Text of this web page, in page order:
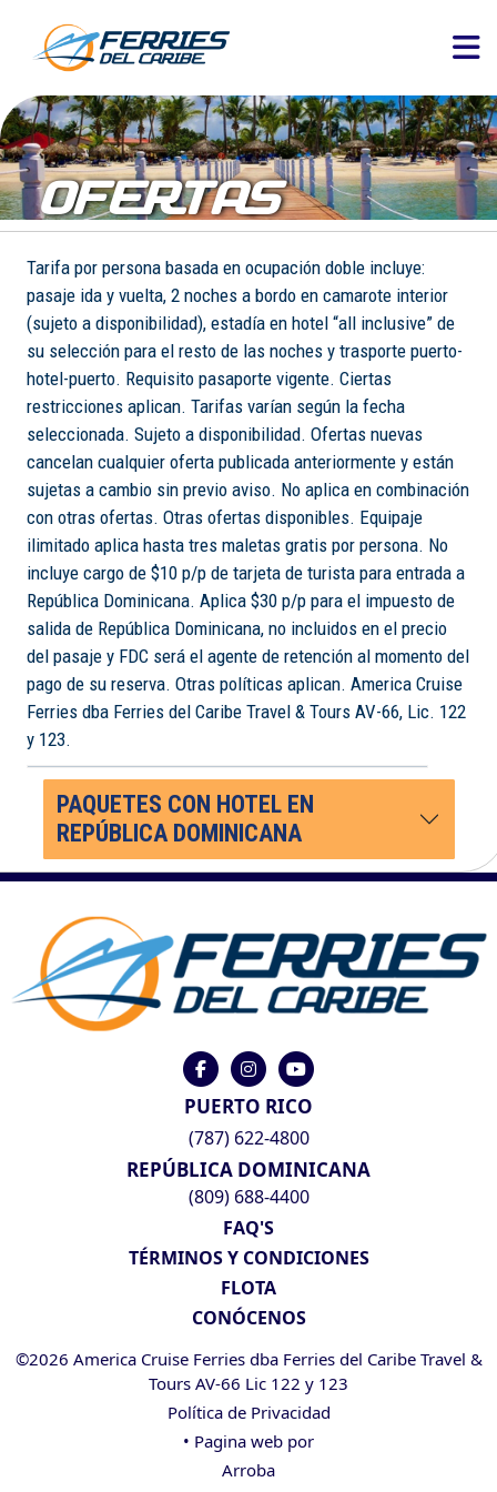
OFERTAS
Tarifa por persona basada en ocupación doble incluye:
pasaje ida y vuelta, 2 noches a bordo en camarote interior
(sujeto a disponibilidad), estadía en hotel “all inclusive” de
su selección para el resto de las noches y trasporte puerto-
hotel-puerto. Requisito pasaporte vigente. Ciertas
restricciones aplican. Tarifas varían según la fecha
seleccionada. Sujeto a disponibilidad. Ofertas nuevas
cancelan cualquier oferta publicada anteriormente y están
sujetas a cambio sin previo aviso. No aplica en combinación
con otras ofertas. Otras ofertas disponibles. Equipaje
ilimitado aplica hasta tres maletas gratis por persona. No
incluye cargo de $10 p/p de tarjeta de turista para entrada a
República Dominicana. Aplica $30 p/p para el impuesto de
salida de República Dominicana, no incluidos en el precio
del pasaje y FDC será el agente de retención al momento del
pago de su reserva. Otras políticas aplican. America Cruise
Ferries dba Ferries del Caribe Travel & Tours AV-66, Lic. 122
y 123.
PAQUETES CON HOTEL EN
REPÚBLICA DOMINICANA
PUERTO RICO
(787) 622-4800
REPÚBLICA DOMINICANA
(809) 688-4400
FAQ'S
TÉRMINOS Y CONDICIONES
FLOTA
CONÓCENOS
©2026 America Cruise Ferries dba Ferries del Caribe Travel &
Tours AV-66 Lic 122 y 123
Política de Privacidad
• Pagina web por
Arroba